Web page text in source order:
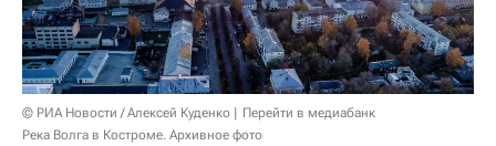
© РИА Новости / Алексей Куденко
Перейти в медиабанк
Река Волга в Костроме. Архивное фото